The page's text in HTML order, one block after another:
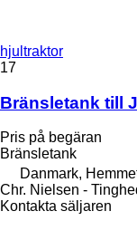
hjultraktor
17
Bränsletank till
Pris på begäran
Bränsletank
Danmark,
Chr. Nielsen -
Kontakta säljaren